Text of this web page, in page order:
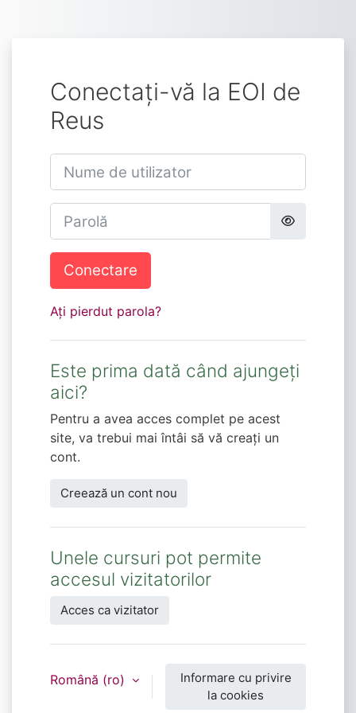
Conectați-vă la EOI de
Reus
Nume de utilizator
Parolă
Conectare
Ați pierdut parola?
Este prima dată când ajungeți
aici?
Pentru a avea acces complet pe acest
site, va trebui mai întâi să vă creaţi un
cont.
Creează un cont nou
Unele cursuri pot permite
accesul vizitatorilor
Acces ca vizitator
Română ‎(ro)‎
Informare cu privire
la cookies